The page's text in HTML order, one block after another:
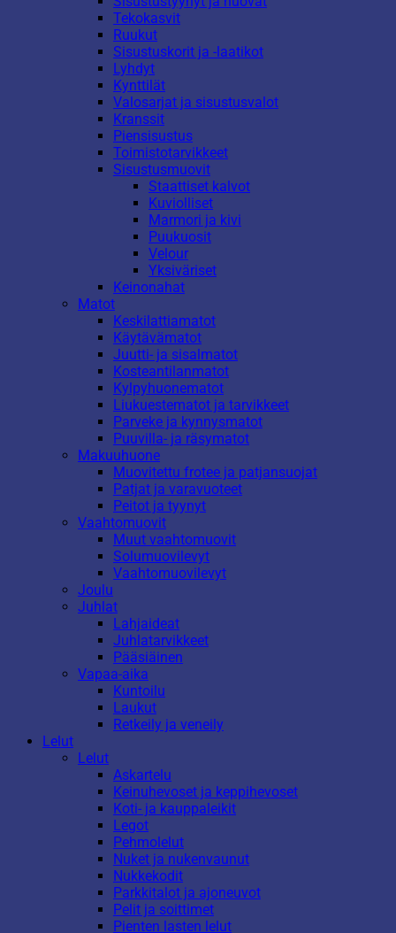
Tekokasvit
Ruukut
Sisustuskorit ja -laatikot
Lyhdyt
Kynttilät
Valosarjat ja sisustusvalot
Kranssit
Piensisustus
Toimistotarvikkeet
Sisustusmuovit
Staattiset kalvot
Kuviolliset
Marmori ja kivi
Puukuosit
Velour
Yksiväriset
Keinonahat
Matot
Keskilattiamatot
Käytävämatot
Juutti- ja sisalmatot
Kosteantilanmatot
Kylpyhuonematot
Liukuestematot ja tarvikkeet
Parveke ja kynnysmatot
Puuvilla- ja räsymatot
Makuuhuone
Muovitettu frotee ja patjansuojat
Patjat ja varavuoteet
Peitot ja tyynyt
Vaahtomuovit
Muut vaahtomuovit
Solumuovilevyt
Vaahtomuovilevyt
Joulu
Juhlat
Lahjaideat
Juhlatarvikkeet
Pääsiäinen
Vapaa-aika
Kuntoilu
Laukut
Retkeily ja veneily
Lelut
Lelut
Askartelu
Keinuhevoset ja keppihevoset
Koti- ja kauppaleikit
Legot
Pehmolelut
Nuket ja nukenvaunut
Nukkekodit
Parkkitalot ja ajoneuvot
Pelit ja soittimet
Pienten lasten lelut